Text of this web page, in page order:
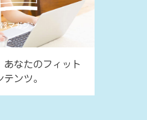
あなたのフィット
ンツ。